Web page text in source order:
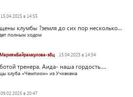
15.04.2025 в 14:55
клумбы ?земля до сих пор несколько...
полным ходом
э8ц 15.04.2025 в 14:54
тренера. Аида- наша гордость....
клуба «Чемпион» из Учкекена
09.02.2025 в 20:47